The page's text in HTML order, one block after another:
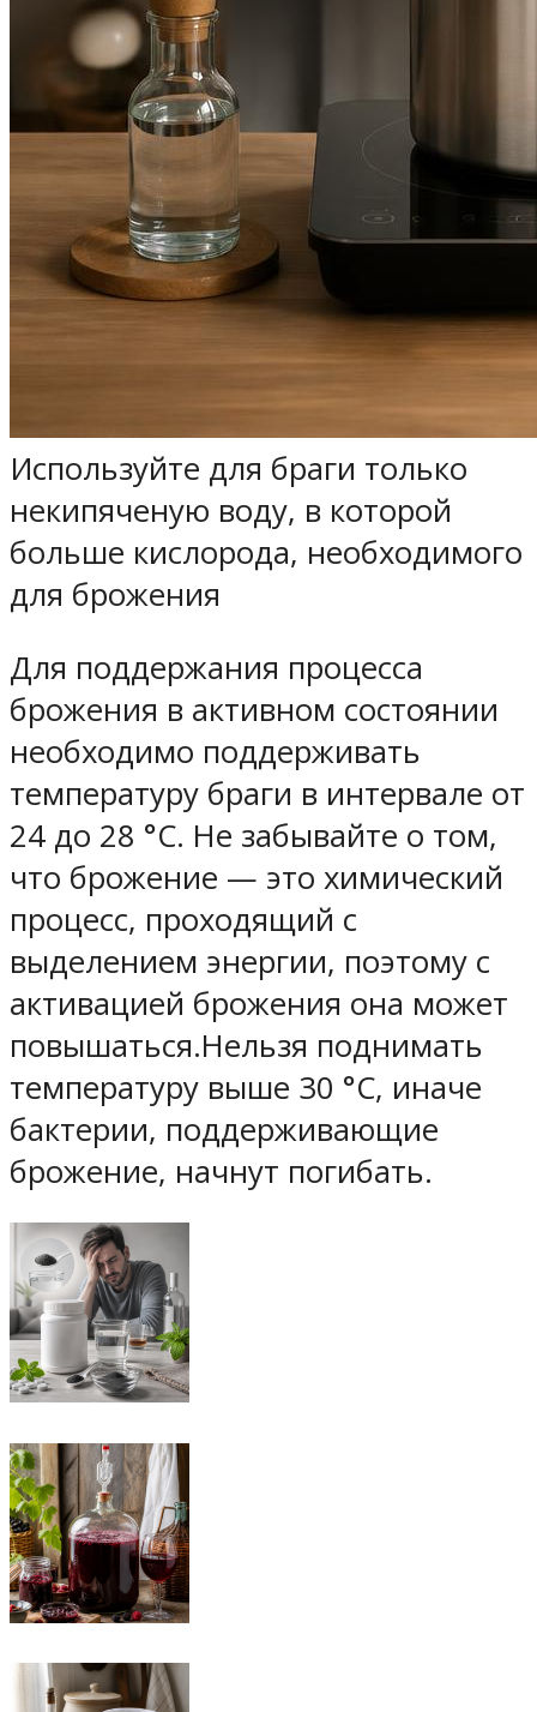
Используйте для браги только
некипяченую воду, в которой
больше кислорода, необходимого
для брожения
Для поддержания процесса
брожения в активном состоянии
необходимо поддерживать
температуру браги в интервале от
24 до 28 °C. Не забывайте о том,
что брожение — это химический
процесс, проходящий с
выделением энергии, поэтому с
активацией брожения она может
повышаться.Нельзя поднимать
температуру выше 30 °C, иначе
бактерии, поддерживающие
брожение, начнут погибать.